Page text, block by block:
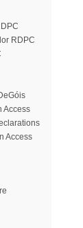
RDPC
Access
Access